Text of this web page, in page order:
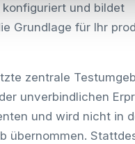
und bildet
Grundlage für Ihr
zentrale
unverbindlichen
und wird nicht in
übernommen.